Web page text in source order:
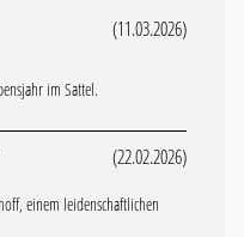
(11.03.2026)
im Sattel.
(22.02.2026)
einem leidenschaftlichen